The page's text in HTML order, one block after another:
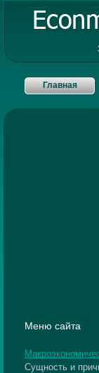
Главная
Меню сайта
Сущность и